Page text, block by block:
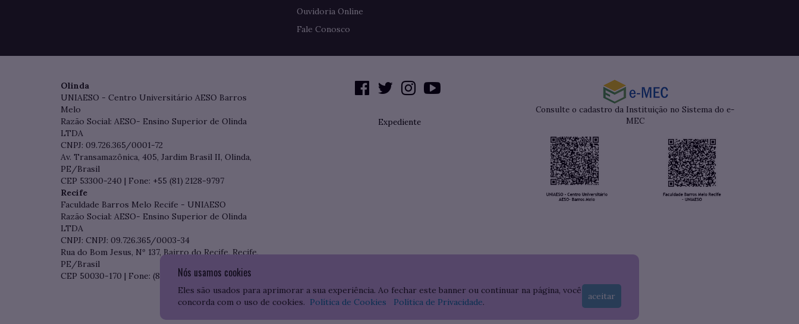
Nós usamos cookies
Eles são usados para aprimorar a sua experiência. Ao fechar este banner ou continuar na página, você
concorda com o uso de cookies. Política de Cookies Política de Privacidade.
aceitar
Ouvidoria Online
Fale Conosco
Olinda
UNIAESO - Centro Universitário AESO Barros
Melo
Razão Social: AESO- Ensino Superior de Olinda
LTDA
CNPJ: 09.726.365/0001-72
Av. Transamazônica, 405, Jardim Brasil II, Olinda,
PE/Brasil
CEP 53300-240 | Fone: +55 (81) 2128-9797
Recife
Faculdade Barros Melo Recife - UNIAESO
Razão Social: AESO- Ensino Superior de Olinda
LTDA
CNPJ: CNPJ: 09.726.365/0003-34
Rua do Bom Jesus, Nº 137, Bairro do Recife, Recife,
PE/Brasil
CEP 50030-170 | Fone: (81) 3204-7536
Expediente
Consulte o cadastro da Instituição no Sistema do e-
MEC